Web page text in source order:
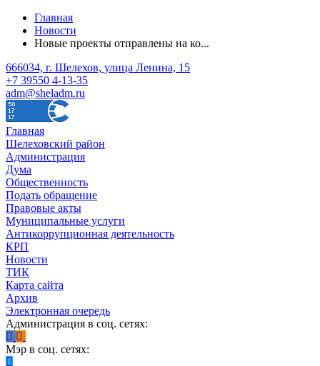
Главная
Новости
Новые проекты отправлены на ко...
666034, г. Шелехов, улица Ленина, 15
+7 39550 4-13-35
adm@sheladm.ru
Главная
Шелеховский район
Администрация
Дума
Общественность
Подать обращение
Правовые акты
Муниципальные услуги
Антикоррупционная деятельность
КРП
Новости
ТИК
Карта сайта
Архив
Электронная очередь
Администрация в соц. сетях:
Мэр в соц. сетях: